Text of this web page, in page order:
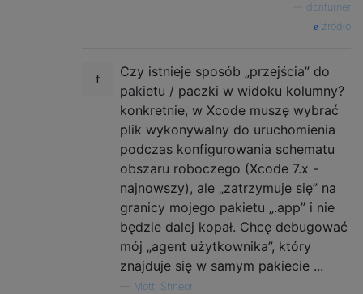
donturner
źródło
Czy istnieje sposób „przejścia” do
pakietu / paczki w widoku kolumny?
konkretnie, w Xcode muszę wybrać
plik wykonywalny do uruchomienia
podczas konfigurowania schematu
obszaru roboczego (Xcode 7.x -
najnowszy), ale „zatrzymuje się” na
granicy mojego pakietu „.app” i nie
będzie dalej kopał. Chcę debugować
mój „agent użytkownika”, który
znajduje się w samym pakiecie ...
Motti Shneor